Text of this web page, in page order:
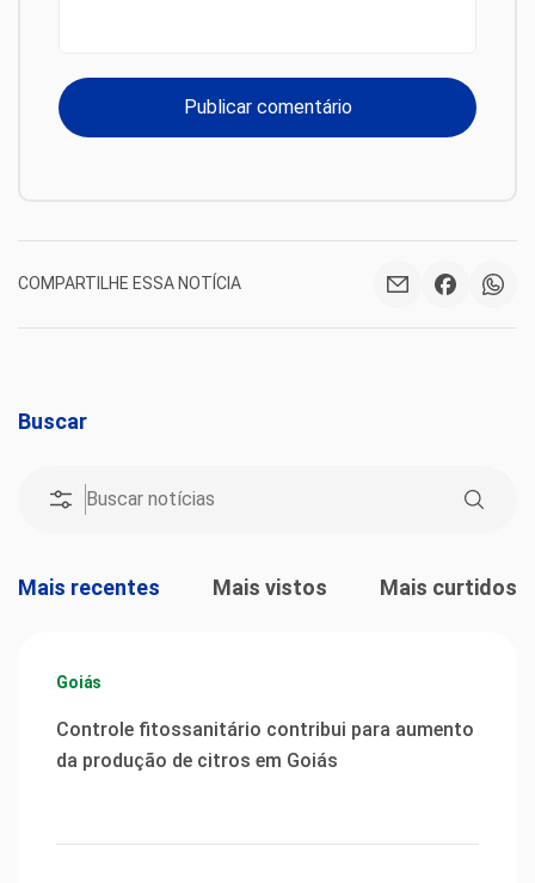
COMPARTILHE ESSA NOTÍCIA
Buscar
Mais recentes Mais vistos Mais curtidos
Goiás
Controle fitossanitário contribui para aumento
da produção de citros em Goiás